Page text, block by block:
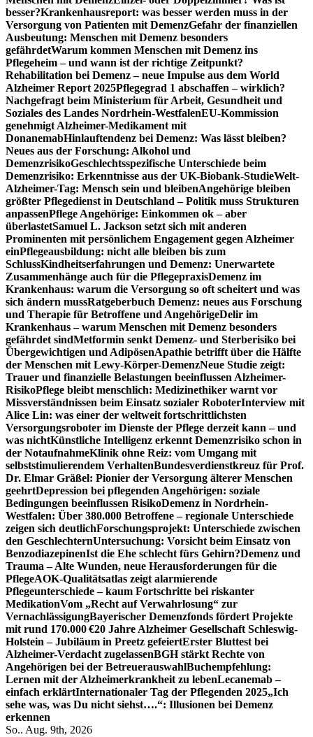
besser?Krankenhausreport: was besser werden muss in der
Versorgung von Patienten mit DemenzGefahr der finanziellen
Ausbeutung: Menschen mit Demenz besonders
gefährdetWarum kommen Menschen mit Demenz ins
Pflegeheim – und wann ist der richtige Zeitpunkt?
Rehabilitation bei Demenz – neue Impulse aus dem World
Alzheimer Report 2025Pflegegrad 1 abschaffen – wirklich?
Nachgefragt beim Ministerium für Arbeit, Gesundheit und
Soziales des Landes Nordrhein-WestfalenEU-Kommission
genehmigt Alzheimer-Medikament mit
DonanemabHinlauftendenz bei Demenz: Was lässt bleiben?
Neues aus der Forschung: Alkohol und
DemenzrisikoGeschlechtsspezifische Unterschiede beim
Demenzrisiko: Erkenntnisse aus der UK-Biobank-StudieWelt-
Alzheimer-Tag: Mensch sein und bleibenAngehörige bleiben
größter Pflegedienst in Deutschland – Politik muss Strukturen
anpassenPflege Angehörige: Einkommen ok – aber
überlastetSamuel L. Jackson setzt sich mit anderen
Prominenten mit persönlichem Engagement gegen Alzheimer
einPflegeausbildung: nicht alle bleiben bis zum
SchlussKindheitserfahrungen und Demenz: Unerwartete
Zusammenhänge auch für die PflegepraxisDemenz im
Krankenhaus: warum die Versorgung so oft scheitert und was
sich ändern mussRatgeberbuch Demenz: neues aus Forschung
und Therapie für Betroffene und AngehörigeDelir im
Krankenhaus – warum Menschen mit Demenz besonders
gefährdet sindMetformin senkt Demenz- und Sterberisiko bei
Übergewichtigen und AdipösenApathie betrifft über die Hälfte
der Menschen mit Lewy-Körper-DemenzNeue Studie zeigt:
Trauer und finanzielle Belastungen beeinflussen Alzheimer-
RisikoPflege bleibt menschlich: Medizinethiker warnt vor
Missverständnissen beim Einsatz sozialer RoboterInterview mit
Alice Lin: was einer der weltweit fortschrittlichsten
Versorgungsroboter im Dienste der Pflege derzeit kann – und
was nichtKünstliche Intelligenz erkennt Demenzrisiko schon in
der NotaufnahmeKlinik ohne Reiz: vom Umgang mit
selbststimulierendem VerhaltenBundesverdienstkreuz für Prof.
Dr. Elmar Gräßel: Pionier der Versorgung älterer Menschen
geehrtDepression bei pflegenden Angehörigen: soziale
Bedingungen beeinflussen RisikoDemenz in Nordrhein-
Westfalen: Über 380.000 Betroffene – regionale Unterschiede
zeigen sich deutlichForschungsprojekt: Unterschiede zwischen
den GeschlechternUntersuchung: Vorsicht beim Einsatz von
BenzodiazepinenIst die Ehe schlecht fürs Gehirn?Demenz und
Trauma – Alte Wunden, neue Herausforderungen für die
PflegeAOK-Qualitätsatlas zeigt alarmierende
Pflegeunterschiede – kaum Fortschritte bei riskanter
MedikationVom „Recht auf Verwahrlosung“ zur
VernachlässigungBayerischer Demenzfonds fördert Projekte
mit rund 170.000 €20 Jahre Alzheimer Gesellschaft Schleswig-
Holstein – Jubiläum in Preetz gefeiertErster Bluttest bei
Alzheimer-Verdacht zugelassenBGH stärkt Rechte von
Angehörigen bei der BetreuerauswahlBuchempfehlung:
Lernen mit der Alzheimerkrankheit zu lebenLecanemab –
einfach erklärtInternationaler Tag der Pflegenden 2025„Ich
sehe was, was Du nicht siehst….“: Illusionen bei Demenz
erkennen
So.. Aug. 9th, 2026